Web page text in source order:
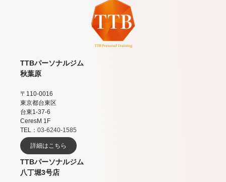
TTBパーソナルジム
秋葉原
〒110-0016
東京都台東区
台東1-37-6
CeresM 1F
TEL： 03-6240-1585
詳細はこちら
TTBパーソナルジム
八丁堀3号店